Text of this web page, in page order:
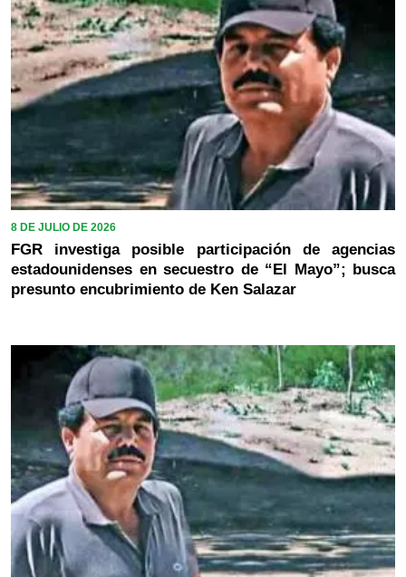
8 DE JULIO DE 2026
FGR investiga posible participación de agencias
estadounidenses en secuestro de “El Mayo”; busca
presunto encubrimiento de Ken Salazar